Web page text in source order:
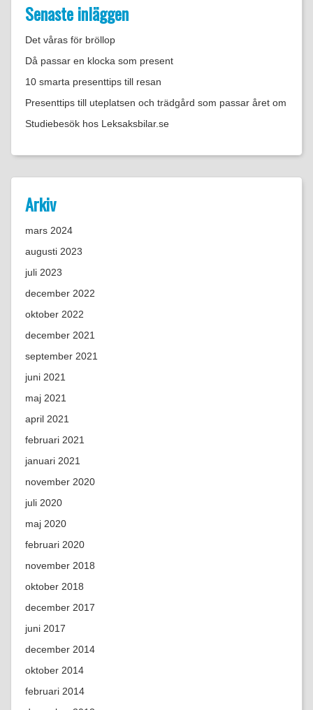
Senaste inläggen
Det våras för bröllop
Då passar en klocka som present
10 smarta presenttips till resan
Presenttips till uteplatsen och trädgård som passar året om
Studiebesök hos Leksaksbilar.se
Arkiv
mars 2024
augusti 2023
juli 2023
december 2022
oktober 2022
december 2021
september 2021
juni 2021
maj 2021
april 2021
februari 2021
januari 2021
november 2020
juli 2020
maj 2020
februari 2020
november 2018
oktober 2018
december 2017
juni 2017
december 2014
oktober 2014
februari 2014